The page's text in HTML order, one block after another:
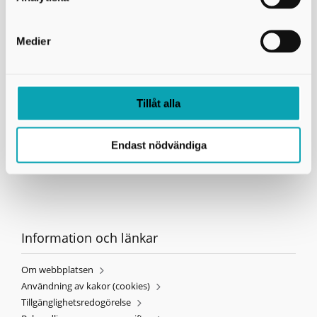
Medier
Tillåt alla
Endast nödvändiga
Avfall & Återvinning Skaraborg
Telefon:0500-49 81 85
info@avfallskaraborg.se
Måndag - fredag 8 till 16.
Sommartider telefon:vecka 25-33, lunchstängt kl. 12-13
Information och länkar
Om webbplatsen
Användning av kakor (cookies)
Tillgänglighetsredogörelse